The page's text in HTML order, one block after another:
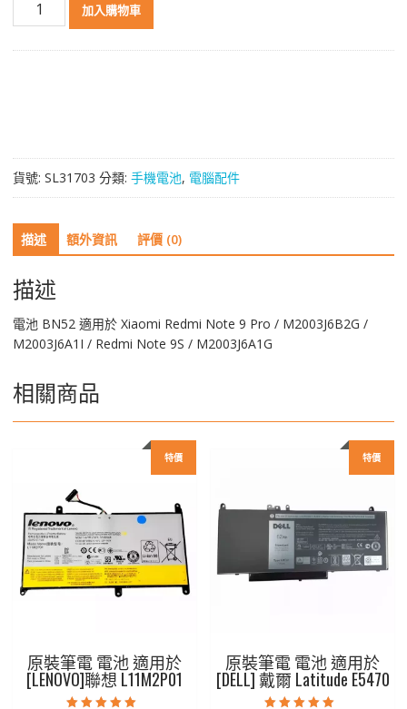
Note
9
Pro
/
Redmi
Note
9S
數
量
加入購物車
貨號: SL31703 分類: 手機電池, 電腦配件
描述 額外資訊 評價 (0)
描述
電池 BN52 適用於 Xiaomi Redmi Note 9 Pro / M2003J6B2G /
M2003J6A1I / Redmi Note 9S / M2003J6A1G
相關商品
特價
原裝筆電 電池 適用於
[LENOVO]聯想 L11M2P01
特價
原裝筆電 電池 適用於
[DELL] 戴爾 Latitude E5470